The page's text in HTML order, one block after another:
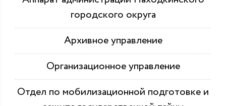
городского округа
Архивное управление
Организационное управление
Отдел по мобилизационной подготовке и